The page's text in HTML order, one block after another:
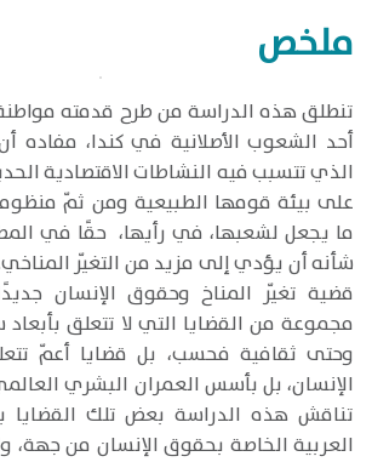
ملخص
​تنطلق هذه الدراسة من طرح قدمته
أحد الشعوب الأصلانية في كندا، مفاده
الذي تتسبب فيه النشاطات الاقتصادية
على بيئة قومها الطبيعية ومن ثمّ
ما يجعل لشعبها، في رأيها، حقًا في
شأنه أن يؤدي إلى مزيد من التغيّر
قضية تغيّر المناخ وحقوق الإنسان
مجموعة من القضايا التي لا تتعلق
وحتى ثقافية فحسب، بل قضايا أعمّ
الإنسان، بل بأسس العمران البشري
تناقش هذه الدراسة بعض تلك القضايا
العربية الخاصة بحقوق الإنسان من جهة،